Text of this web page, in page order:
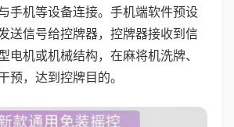
手机等设备连接。手机端软件预设
送信号给控牌器，控牌器接收到信
电机或机械结构，在麻将机洗牌、
预，达到控牌目的。